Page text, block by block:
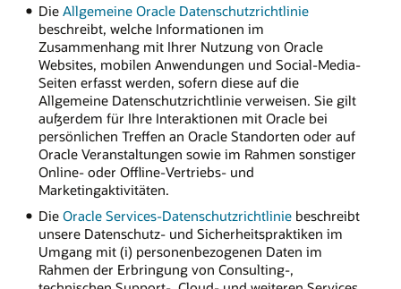
Die Allgemeine Oracle Datenschutzrichtlinie
beschreibt, welche Informationen im
Zusammenhang mit Ihrer Nutzung von Oracle
Websites, mobilen Anwendungen und Social-Media-
Seiten erfasst werden, sofern diese auf die
Allgemeine Datenschutzrichtlinie verweisen. Sie gilt
außerdem für Ihre Interaktionen mit Oracle bei
persönlichen Treffen an Oracle Standorten oder auf
Oracle Veranstaltungen sowie im Rahmen sonstiger
Online- oder Offline-Vertriebs- und
Marketingaktivitäten.
Die Oracle Services-Datenschutzrichtliniebeschreibt
unsere Datenschutz- und Sicherheitspraktiken im
Umgang mit (i) personenbezogenen Daten im
Rahmen der Erbringung von Consulting-,